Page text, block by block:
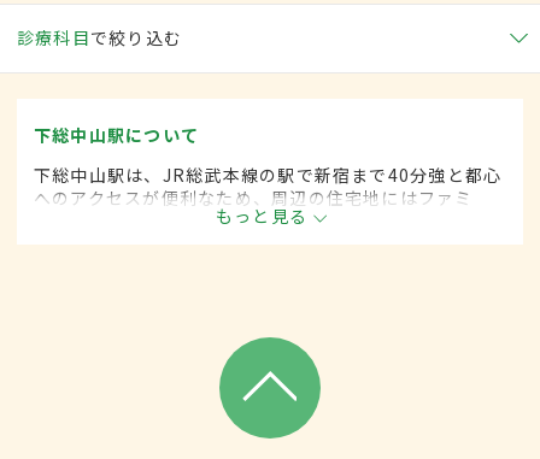
診療科目で絞り込む
下総中山駅について
下総中山駅は、JR総武本線の駅で新宿まで40分強と都心
へのアクセスが便利なため、周辺の住宅地にはファミ
リー層も多く暮らす。浅草のような佇まいを見せるお寺
など、古い町並みが楽しめるのも魅力のひとつ。
もっと見る